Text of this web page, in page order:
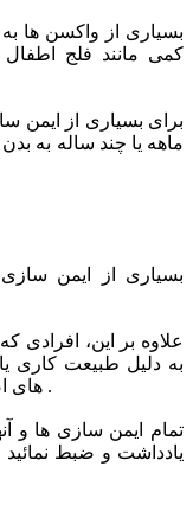
بسیاری از واکسن ها
کمی مانند فلج
برای بسیاری از ایمن
ماهه یا چند ساله به
بسیاری از ایمن
علاوه بر این،
به دلیل طبیعت
های اضافی را نیز در دوران بزرگسالی انجام دهند .
تمام ایمن سازی ها و
یادداشت و ضبط